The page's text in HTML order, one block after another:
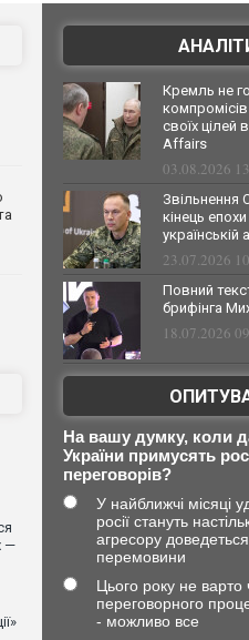
—
Кремль не
компромісів
своїх цілей
Affairs
03.08.2026
Звільнення
кінець
українській
23.07.2026
Повний
брифінга
18.07.2026
На вашу думку, коли
України примусять
переговорів?
У найближчі місяці
росії стануть
агресору
перемовини
Цього року не
переговорного
- можливо все